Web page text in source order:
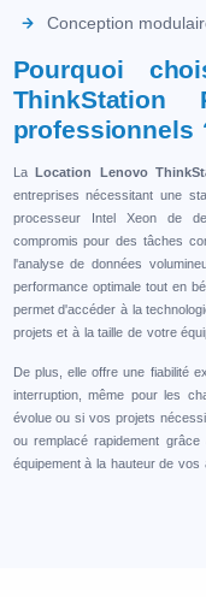
Conception
Pourquoi
professionnels
LaLocation Lenovo
entreprises nécessitant une
processeur Intel Xeon de
compromis pour des tâches
l'analyse de données
performance optimale tout en
permet d'accéder à la
projets et à la taille de votre
De plus, elle offre une fiabilité
interruption, même pour les
évolue ou si vos projets
ou remplacé rapidement
équipement à la hauteur de vos